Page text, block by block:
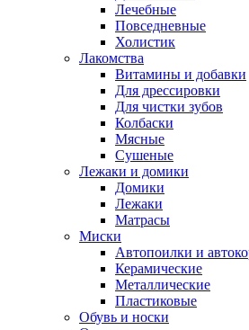
Лечебные
Повседневные
Холистик
Лакомства
Витамины и добавки
Для дрессировки
Для чистки зубов
Колбаски
Мясные
Сушеные
Лежаки и домики
Домики
Лежаки
Матрасы
Миски
Автопоилки и
Керамические
Металлические
Пластиковые
Обувь и носки